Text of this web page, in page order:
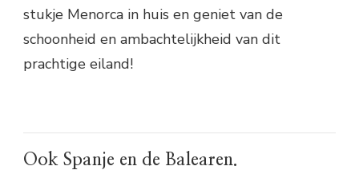
stukje Menorca in huis en geniet van de
schoonheid en ambachtelijkheid van dit
prachtige eiland!
Ook Spanje en de Balearen.